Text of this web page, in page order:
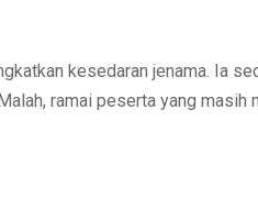
kesedaran jenama. Ia
Malah, ramai peserta yang masih